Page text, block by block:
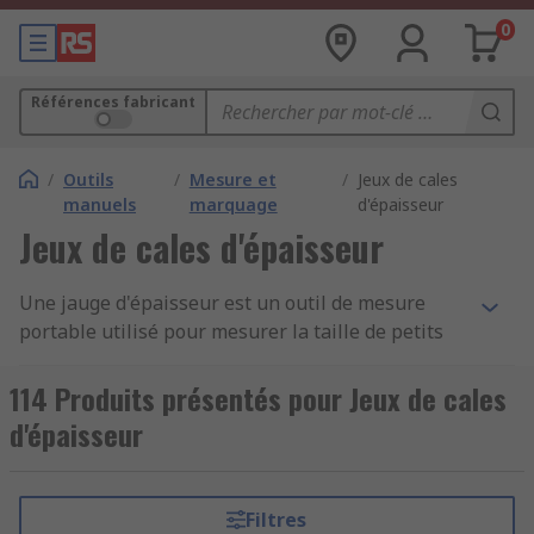
0
Références fabricant
/ Outils
manuels
/ Mesure et
marquage
/ Jeux de cales
d'épaisseur
Jeux de cales d'épaisseur
Une jauge d'épaisseur est un outil de mesure
portable utilisé pour mesurer la taille de petits
L'outil est doté d'un certain nombre de bandes de
métal pliables (également appelées lames ou
feuilles) qui sont usinées à des niveaux
en acier à outil trempé ou en acier inoxydable et
114 Produits présentés pour Jeux de cales
d'épaisseur
Filtres